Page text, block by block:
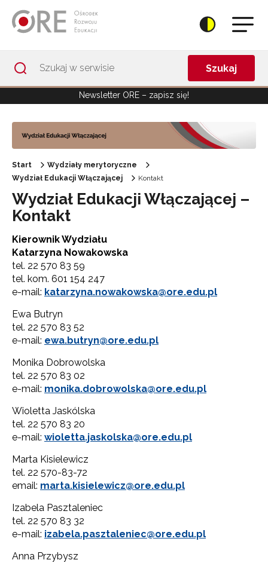
Szukaj
Newsletter ORE – zapisz się!
Start
Wydziały merytoryczne
Wydział Edukacji Włączającej
Kontakt
Wydział Edukacji Włączającej –
Kontakt
Kierownik Wydziału
Katarzyna Nowakowska
tel. 22 570 83 59
tel. kom. 601 154 247
e-mail: katarzyna.nowakowska@ore.edu.pl
Ewa Butryn
tel. 22 570 83 52
e-mail: ewa.butryn@ore.edu.pl
Monika Dobrowolska
tel. 22 570 83 02
e-mail: monika.dobrowolska@ore.edu.pl
Wioletta Jaskólska
tel. 22 570 83 20
e-mail: wioletta.jaskolska@ore.edu.pl
Marta Kisielewicz
tel. 22 570-83-72
email: marta.kisielewicz@ore.edu.pl
Izabela Pasztaleniec
tel. 22 570 83 32
e-mail: izabela.pasztaleniec@ore.edu.pl
Anna Przybysz